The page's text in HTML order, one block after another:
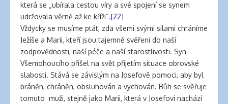
která se „ubírala cestou víry a své spojení se synem
udržovala věrně až ke kříži“.[22]
Vždycky se musíme ptát, zda všemi svými silami chráníme
Ježíše a Marii, kteří jsou tajemně svěřeni do naší
zodpovědnosti, naší péče a naší starostlivosti. Syn
Všemohoucího přišel na svět přijetím situace obrovské
slabosti. Stává se závislým na Josefově pomoci, aby byl
bráněn, chráněn, obsluhován a vychován. Bůh se svěřuje
tomuto muži, stejně jako Marii, která v Josefovi nachází